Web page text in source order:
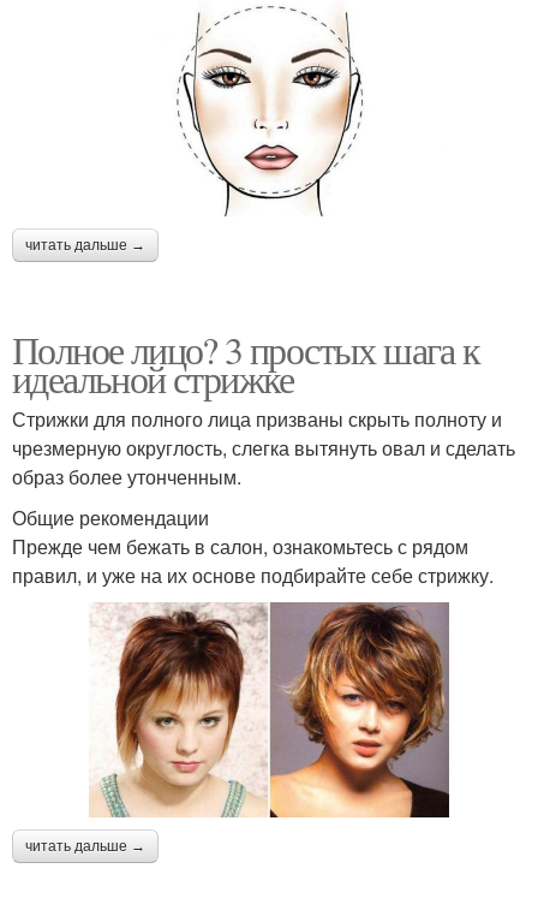
читать дальше →
Полное лицо? 3 простых шага к
идеальной стрижке
Стрижки для полного лица призваны скрыть полноту и
чрезмерную округлость, слегка вытянуть овал и сделать
образ более утонченным.
Общие рекомендации
Прежде чем бежать в салон, ознакомьтесь с рядом
правил, и уже на их основе подбирайте себе стрижку.
читать дальше →